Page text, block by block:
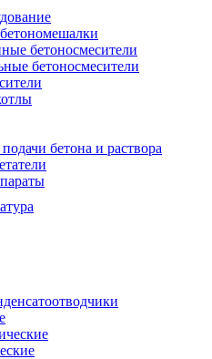
бетоносмесители
бетоносмесители
бетона и раствора